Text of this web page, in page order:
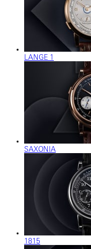
LANGE 1
SAXONIA
1815